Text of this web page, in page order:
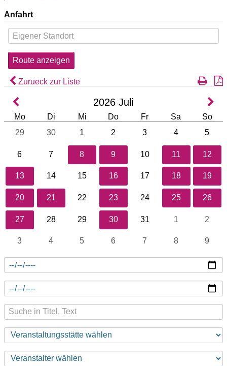
Anfahrt
Zurueck zur Liste
2026 Juli
Mo Di Mi Do Fr Sa
So
29
30 1 2 3 4 5
6 7 8 9 10 11 12
13 14 15 16 17 18 19
20 21 22 23 24 25 26
27 28 29 30 31 1 2
3 4 5 6 7 8 9